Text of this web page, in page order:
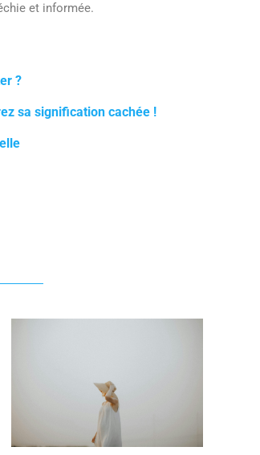
et informée.
?
sa signification cachée !